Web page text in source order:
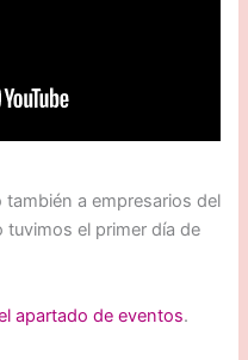
a empresarios del
el primer día de
apartado de eventos.